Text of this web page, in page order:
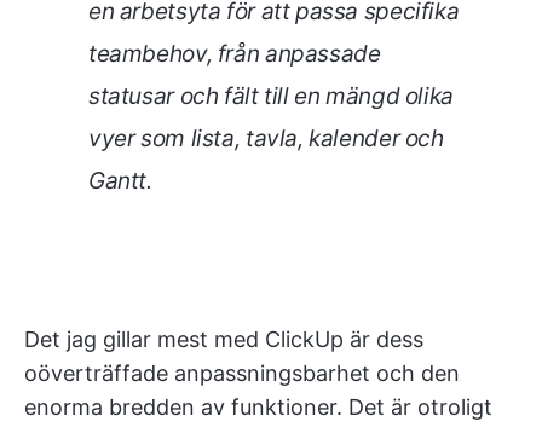
en arbetsyta för att passa specifika
teambehov, från anpassade
statusar och fält till en mängd olika
vyer som lista, tavla, kalender och
Gantt.
Det jag gillar mest med ClickUp är dess
oöverträffade anpassningsbarhet och den
enorma bredden av funktioner. Det är otroligt